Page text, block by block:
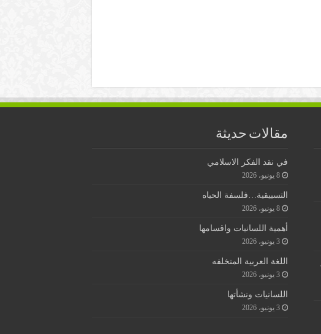
مقالات حديثة
في نقد الفكر الاسلامي
8 يونيو، 2026
التسييقية…فلسفة الحياه
8 يونيو، 2026
أهمية اللسانيات واقسامها
3 يونيو، 2026
اللغة العربية المتخلفه
3 يونيو، 2026
اللسانيات ونشأتها
3 يونيو، 2026